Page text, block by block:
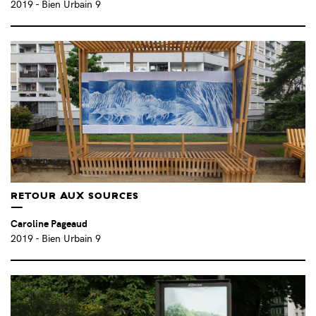
LA FOLIE KILOMÈTRE (FR) (3)
LAURA TISSERAND (FR) (11)
LAURENT LACOTTE (FR) (3)
LEBREL (ES) (4)
LENA BRISSONI (FR) (3)
LÉO GALLO (FR)
(1)
LÉONIE DUMAS (FR) (1)
LES FRÈRES RIPOULAIN (FR) (3)
LINA DEBBICHE (FR) (1)
LOLO Y SOSAKU (ES/JP)
LUCY MCLAUCHLAN (UK) (3)
LUZ INTERRUPTUS (ES) (1)
2019 - Bien Urbain 9
RETOUR AUX SOURCES
Caroline Pageaud
2019 - Bien Urbain 9